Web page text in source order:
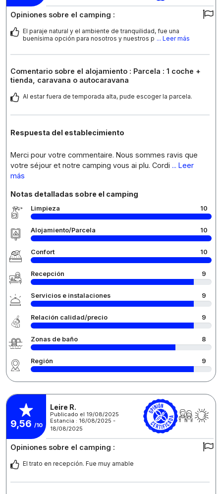
Opiniones sobre el camping :
El paraje natural y el ambiente de tranquilidad, fue una
buenísima opción para nosotros y nuestros p ... Leer más
Comentario sobre el alojamiento : Parcela : 1 coche +
tienda, caravana o autocaravana
Al estar fuera de temporada alta, pude escoger la parcela.
Respuesta del establecimiento
Merci pour votre commentaire. Nous sommes ravis que
votre séjour et notre camping vous ai plu. Cordi ... Leer
más
Notas detalladas sobre el camping
Limpieza 10
Alojamiento/Parcela 10
Confort 10
Recepción 9
Servicios e instalaciones 9
Relación calidad/precio 9
Zonas de baño 8
Región 9
9,56 /10
Leire R.
Publicado el 19/08/2025
Estancia : 16/08/2025 -
18/08/2025
Opiniones sobre el camping :
El trato en recepción. Fue muy amable